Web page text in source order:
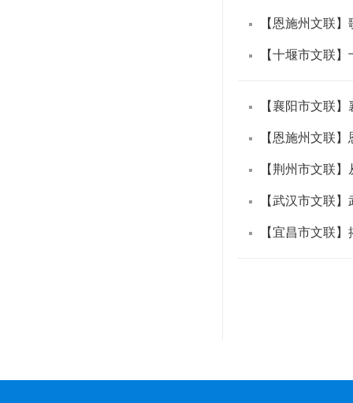
【恩施州文联
【十堰市文联
【襄阳市文联
【恩施州文联
【荆州市文联
【武汉市文联
【宜昌市文联